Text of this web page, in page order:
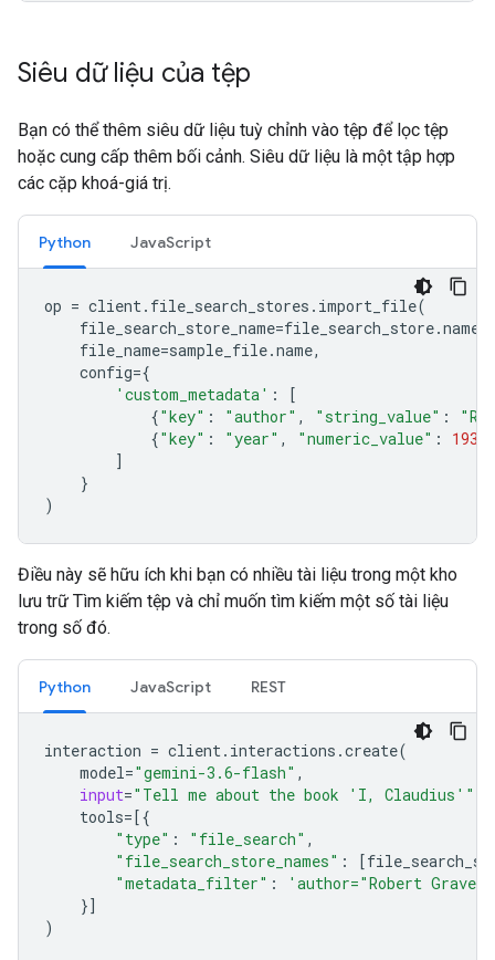
Siêu dữ liệu của tệp
Bạn có thể thêm siêu dữ liệu tuỳ chỉnh vào tệp để lọc tệp
hoặc cung cấp thêm bối cảnh. Siêu dữ liệu là một tập hợp
các cặp khoá-giá trị.
Python JavaScript
op = client. file_search_stores . import_file(
file_search_store_name=file_search_store.name
file_name=sample_file.name,
config={
'custom_metadata' :
[
{"key" : "author" , "string_value" :
{"key" : "year" , "numeric_value" : 1934
]
}
)
Điều này sẽ hữu ích khi bạn có nhiều tài liệu trong một kho
lưu trữ Tìm kiếm tệp và chỉ muốn tìm kiếm một số tài liệu
trong số đó.
Python JavaScript REST
interaction = client. interactions .create(
model="gemini-3.6-flash" ,
input="Tell me about the book 'I, Claudius'"
tools=[{
"type" : "file_search" ,
"file_search_store_names" : [
"metadata_filter" :
'author="Robert
}]
)